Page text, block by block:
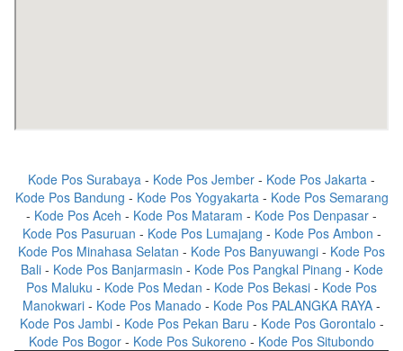
Kode Pos Surabaya - Kode Pos Jember - Kode Pos Jakarta -
Kode Pos Bandung - Kode Pos Yogyakarta- Kode Pos Semarang
- Kode Pos Aceh - Kode Pos Mataram - Kode Pos Denpasar -
Kode Pos Pasuruan - Kode Pos Lumajang - Kode Pos Ambon -
Kode Pos Minahasa Selatan - Kode Pos Banyuwangi - Kode Pos
Bali- Kode Pos Banjarmasin - Kode Pos Pangkal Pinang - Kode
Pos Maluku - Kode Pos Medan - Kode Pos Bekasi - Kode Pos
Manokwari - Kode Pos Manado - Kode Pos PALANGKA RAYA -
Kode Pos Jambi- Kode Pos Pekan Baru - Kode Pos Gorontalo -
Kode Pos Bogor - Kode Pos Sukoreno - Kode Pos Situbondo